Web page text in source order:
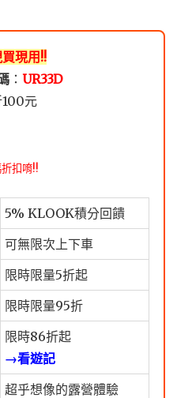
現用!!
： UR33D
元
扣唷!!
5% KLOOK積分回饋
可無限次上下車
限時限量5折起
限時限量95折
限時86折起
→看遊記
超乎想像的露營體驗